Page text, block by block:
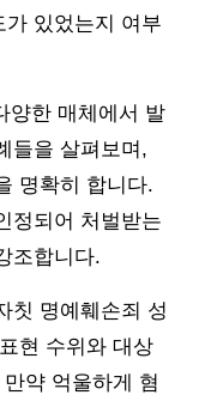
있었는지 여부
양한 매체에서 발
들을 살펴보며,
명확히 합니다.
정되어 처벌받는
조합니다.
칫 명예훼손죄 성
현 수위와 대상
약 억울하게 혐